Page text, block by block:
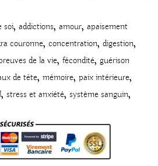
soi, addictions, amour, apaisement
couronne, concentration, digestion,
de la vie, fécondité, guérison
de tête, mémoire, paix intérieure,
, stress et anxiété, système sanguin,